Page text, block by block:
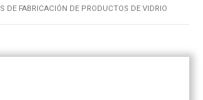
DE FABRICACIÓN DE PRODUCTOS DE VIDRIO